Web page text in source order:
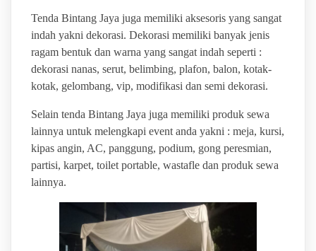
Tenda Bintang Jaya juga memiliki aksesoris yang sangat
indah yakni dekorasi. Dekorasi memiliki banyak jenis
ragam bentuk dan warna yang sangat indah seperti :
dekorasi nanas, serut, belimbing, plafon, balon, kotak-
kotak, gelombang, vip, modifikasi dan semi dekorasi.
Selain tenda Bintang Jaya juga memiliki produk sewa
lainnya untuk melengkapi event anda yakni : meja, kursi,
kipas angin, AC, panggung, podium, gong peresmian,
partisi, karpet, toilet portable, wastafle dan produk sewa
lainnya.